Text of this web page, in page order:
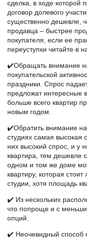
сделка, в ходе которой
договор долевого
существенно дешевле,
продавца – быстрее
покупателя, если ее
переуступки читайте в
✔️Обращать внимание
покупательской
праздники. Спрос
предложат интересные
больше всего квартир
новым годом.
✔️Обратить внимание
студиях самая высокая
них высокий спрос, и у
квартира, тем дешевле
одном и том же доме
квартиру, которая
студии, хотя площадь
✔️ Из нескольких
что попроще и с
опций.
✔️ Неочевидный способ